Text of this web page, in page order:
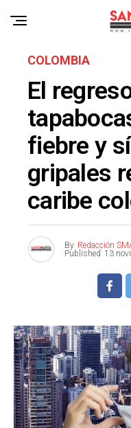
COLOMBIA
El
fiebre y
gripales
caribe
By Redacción
Published 13